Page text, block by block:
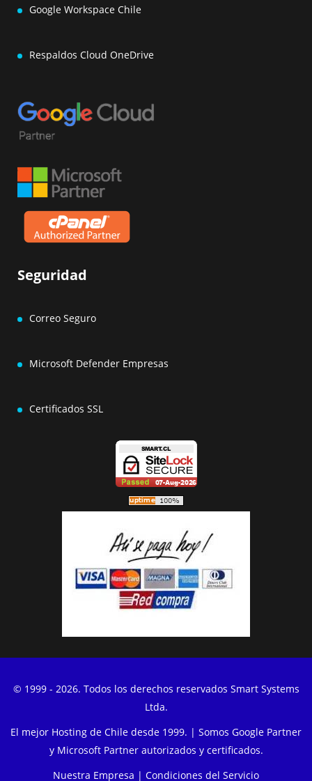
Google Workspace Chile
Respaldos Cloud OneDrive
Seguridad
Correo Seguro
Microsoft Defender Empresas
Certificados SSL
© 1999 - 2026. Todos los derechos reservados Smart Systems
Ltda.
El mejor Hosting de Chile desde 1999. | Somos Google Partner
y Microsoft Partner autorizados y certificados.
Nuestra Empresa | Condiciones del Servicio